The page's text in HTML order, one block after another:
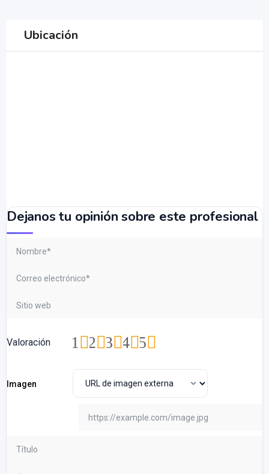
Ubicación
Dejanos tu opinión sobre este profesional
Valoración 5
4
3
2
1
Imagen